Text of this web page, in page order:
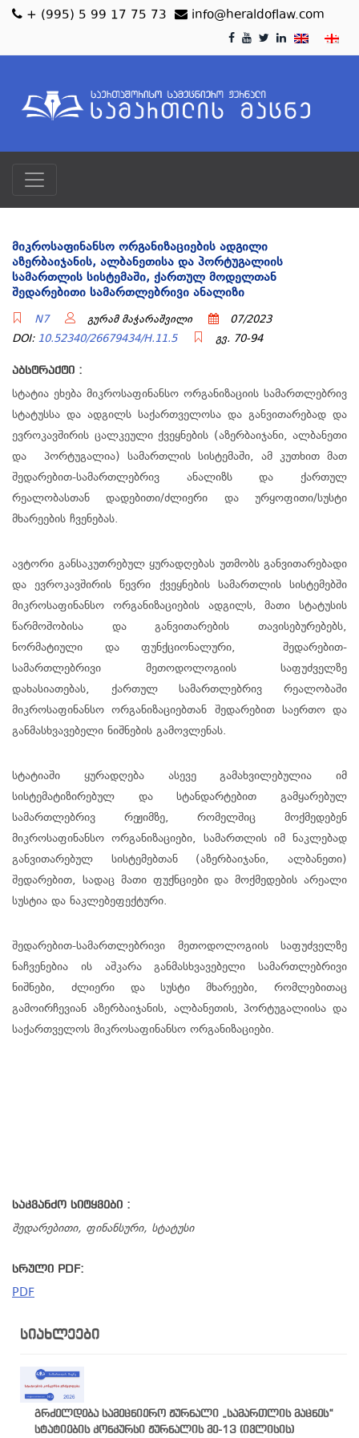
+ (995) 5 99 17 75 73 info@heraldoflaw.com
ᲛᲘᲙᲠᲝᲡᲐᲤᲘᲜᲐᲜᲡᲝ ᲝᲠᲒᲐᲜᲘᲖᲐᲪᲘᲔᲑᲘᲡ ᲐᲓᲒᲘᲚᲘ
ᲐᲖᲔᲠᲑᲐᲘᲯᲐᲜᲘᲡ, ᲐᲚᲑᲐᲜᲔᲗᲘᲡᲐ ᲓᲐ ᲞᲝᲠᲢᲣᲒᲐᲚᲘᲘᲡ
ᲡᲐᲛᲐᲠᲗᲚᲘᲡ ᲡᲘᲡᲢᲔᲛᲐᲨᲘ, ᲥᲐᲠᲗᲣᲚ ᲛᲝᲓᲔᲚᲗᲐᲜ
ᲨᲔᲓᲐᲠᲔᲑᲘᲗᲘ ᲡᲐᲛᲐᲠᲗᲚᲔᲑᲠᲘᲕᲘ ᲐᲜᲐᲚᲘᲖᲘ
N7 გურამ მაჭარაშვილი
07/2023
DOI: 10.52340/26679434/H.11.5 გვ. 70-94
აბსტრაქტი :
სტატია ეხება მიკროსაფინანსო ორგანიზაციის სამართლებრივ
სტატუსსა და ადგილს საქართველოსა და განვითარებად და
ევროკავშირის ცალკეული ქვეყნების (აზერბაიჯანი, ალბანეთი
და პორტუგალია) სამართლის სისტემაში, ამ კუთხით მათ
შედარებით-სამართლებრივ ანალიზს და ქართულ
რეალობასთან დადებითი/ძლიერი და ურყოფითი/სუსტი
მხარეების ჩვენებას.
ავტორი განსაკუთრებულ ყურადღებას უთმობს განვითარებადი
და ევროკავშირის წევრი ქვეყნების სამართლის სისტემებში
მიკროსაფინანსო ორგანიზაციების ადგილს, მათი სტატუსის
წარმოშობისა და განვითარების თავისებურებებს,
ნორმატიული და ფუნქციონალური, შედარებით-
სამართლებრივი მეთოდოლოგიის საფუძველზე
დახასიათებას, ქართულ სამართლებრივ რეალობაში
მიკროსაფინანსო ორგანიზაციებთან შედარებით საერთო და
განმასხვავებელი ნიშნების გამოვლენას.
სტატიაში ყურადღება ასევე გამახვილებულია იმ
სისტემატიზირებულ და სტანდარტებით გამყარებულ
სამართლებრივ რეჟიმზე, რომელშიც მოქმედებენ
მიკროსაფინანსო ორგანიზაციები, სამართლის იმ ნაკლებად
განვითარებულ სისტემებთან (აზერბაიჯანი, ალბანეთი)
შედარებით, სადაც მათი ფუქნციები და მოქმედების არეალი
სუსტია და ნაკლებეფექტური.
შედარებით-სამართლებრივი მეთოდოლოგიის საფუძველზე
ნაჩვენებია ის აშკარა განმასხვავებელი სამართლებრივი
ნიშნები, ძლიერი და სუსტი მხარეები, რომლებითაც
გამოირჩევიან აზერბაიჯანის, ალბანეთის, პორტუგალიისა და
საქართველოს მიკროსაფინანსო ორგანიზაციები.
საკვანძო სიტყვები :
შედარებითი, ფინანსური, სტატუსი
სრული PDF:
PDF
ᲡᲘᲐᲮᲚᲔᲔᲑᲘ
გრძელდება სამეცნიერო ჟურნალი „სამართლის მაცნეს“
სტატიების კონკურსი ჟურნალის მე-13 (ივლისის)